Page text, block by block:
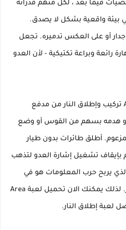
فيما بعد ، لكل منهم قدراته
بيئة واقعية بشكل لا يصدق.
أو على العكس تدميره. تجعل
رائعة وبراعة تكتيكية - لأن العدو
ستتمكن في لعبة Area F2 تركيب وإطلاق النار من مدفع
هدمه بسهم من القوس أو وضع
أطلق طائرات بدون طيار
بإيقاف تشغيل إشارة العدو لتذهب
يربح حرب المعلومات هو في
منتصف الطريق إلى النصر. لذلك يمكنك الان تحميل لعبة Area